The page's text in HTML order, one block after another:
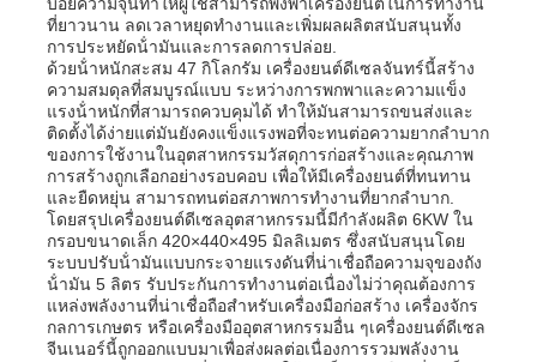
เกี่ยวกับเรา
ทัวร์โรงงาน
ควบคุมคุณภาพ
ติดต่อเรา
ที่ยาวนาน ลดเวลาหยุดทํางานและเพิ่มผลผลิตสนับสนุนทั้ง
การประหยัดน้ํามันและการลดการปล่อย.
ด้วยน้ําหนักสะสม 47 กิโลกรัม เครื่องยนต์ดีเซลจันทร์นี้สร้าง
ความสมดุลที่สมบูรณ์แบบ ระหว่างการพกพาและความแข็ง
แรงน้ําหนักที่สามารถควบคุมได้ ทําให้มันสามารถขนส่งและ
ติดตั้งได้ง่ายแต่มันยังคงแข็งแรงพอที่จะทนต่อความยากลําบาก
ของการใช้งานในอุตสาหกรรมวัสดุการก่อสร้างและคุณภาพ
การสร้างถูกเลือกอย่างรอบคอบ เพื่อให้มีเครื่องยนต์ที่ทนทาน
และยืดหยุ่น สามารถทนต่อสภาพการทํางานที่ยากลําบาก.
โดยสรุปเครื่องยนต์ดีเซลอุตสาหกรรมนี้มีกําลังผลิต 6KW ใน
กรอบขนาดเล็ก 420×440×495 มิลลิเมตร ซึ่งสนับสนุนโดย
ระบบปรับน้ํามันแบบกระจายแรงดันที่น่าเชื่อถือความจุของถัง
น้ํามัน 5 ลิตร รับประกันการทํางานต่อเนื่องไม่ว่าคุณต้องการ
แหล่งพลังงานที่น่าเชื่อถือสําหรับเครื่องมือก่อสร้าง เครื่องจักร
กลการเกษตร หรือเครื่องมืออุตสาหกรรมอื่น ๆเครื่องยนต์ดีเซล
จีนเนอร์นี้ถูกออกแบบมาเพื่อส่งผลต่อเนื่องการรวมพลังงาน